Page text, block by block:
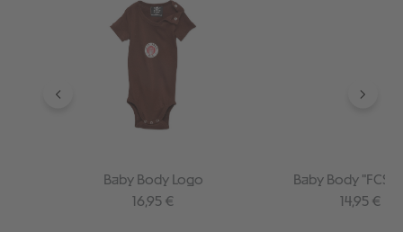
Baby Body Logo
Regulärer Preis:
16,95 €
Baby Body "FCSP
Regulärer
14,95 €